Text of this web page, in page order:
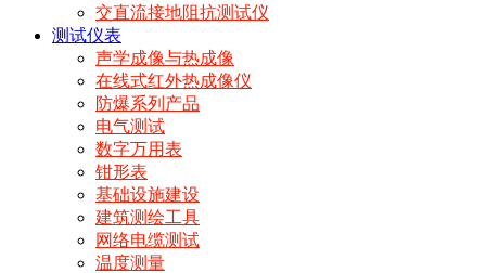
交直流接地阻抗测试仪
测试仪表
声学成像与热成像
在线式红外热成像仪
防爆系列产品
电气测试
数字万用表
钳形表
基础设施建设
建筑测绘工具
网络电缆测试
温度测量